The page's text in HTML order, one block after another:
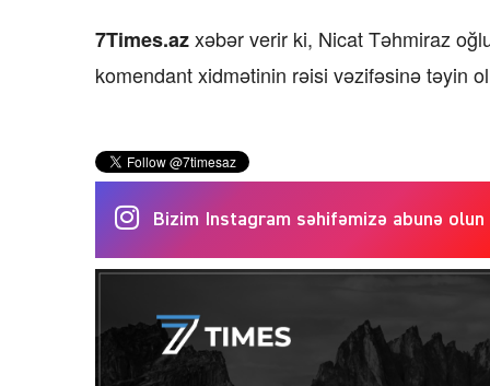
7Times.azxəbər verir ki, Nicat Təhmiraz
komendant xidmətinin rəisi vəzifəsinə təyin
Bizim Instagram səhifəmizə abunə olun